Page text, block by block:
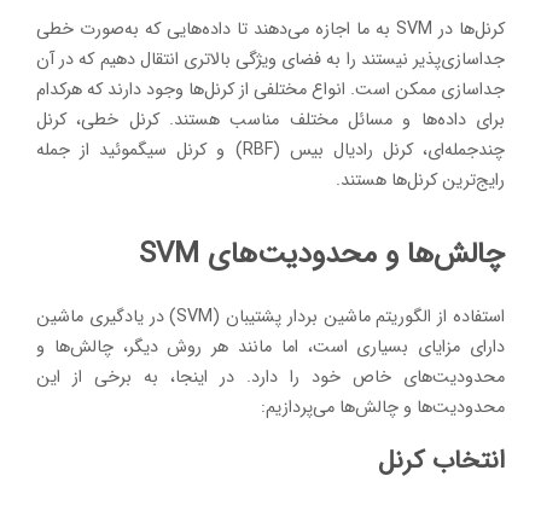
کرنل‌ها در SVM به ما اجازه می‌دهند تا داده‌هایی که به‌صورت خطی
جداسازی‌پذیر نیستند را به فضای ویژگی بالاتری انتقال دهیم که در آن
جداسازی ممکن است. انواع مختلفی از کرنل‌ها وجود دارند که هرکدام
برای داده‌ها و مسائل مختلف مناسب هستند. کرنل خطی، کرنل
چندجمله‌ای، کرنل رادیال بیس (RBF) و کرنل سیگموئید از جمله
رایج‌ترین کرنل‌ها هستند.
چالش‌ها و محدودیت‌های SVM
استفاده از الگوریتم ماشین بردار پشتیبان (SVM) در یادگیری ماشین
دارای مزایای بسیاری است، اما مانند هر روش دیگر، چالش‌ها و
محدودیت‌های خاص خود را دارد. در اینجا، به برخی از این
محدودیت‌ها و چالش‌ها می‌پردازیم:
انتخاب کرنل